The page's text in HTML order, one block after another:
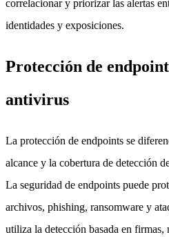
correlacionar y priorizar las alertas
identidades y exposiciones.
Protección de
antivirus
La protección de endpoints se
alcance y la cobertura de detección
La seguridad de endpoints puede
archivos, phishing, ransomware y
utiliza la detección basada en firmas,